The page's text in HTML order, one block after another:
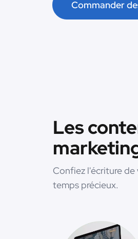
Commander
Les
Confiez l'écriture de
temps précieux.